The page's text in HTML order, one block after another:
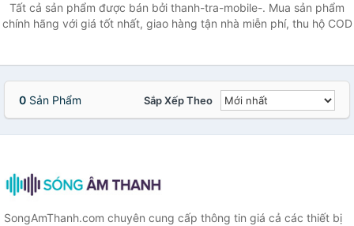
Tất cả sản phẩm được bán bởi thanh-tra-mobile-. Mua sản phẩm
chính hãng với giá tốt nhất, giao hàng tận nhà miễn phí, thu hộ COD
0 Sản Phẩm Sắp Xếp Theo
SongAmThanh.com chuyên cung cấp thông tin giá cả các thiết bị